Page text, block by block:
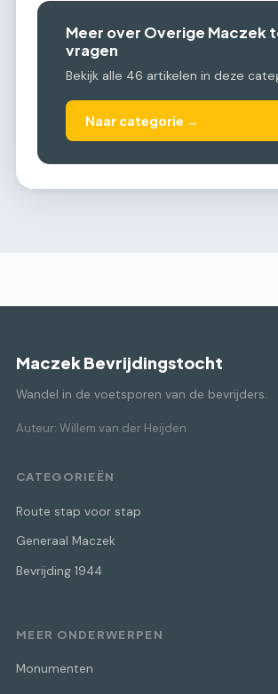
Meer over Overige Maczek
vragen
Bekijk alle 46 artikelen in deze
Naar categorie →
Maczek Bevrijdingstocht
Wandel in de voetsporen van de bevrijders.
Auteur: Willem van der Heijden
CATEGORIEËN
Route stap voor stap
Generaal Maczek
Bevrijding 1944
MEER ONDERWERPEN
Monumenten